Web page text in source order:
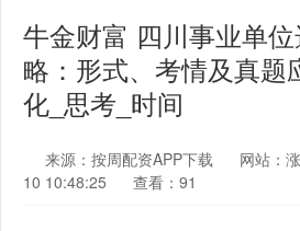
牛金财富 四川事业单
略：形式、考情及真题
化_思考_时间
来源：按周配资APP下载 网站：
10 10:48:25
查看：91